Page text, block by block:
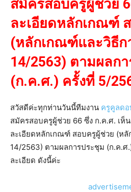
สมัครสอบครูผู้ช่วย
ละเอียดหลักเกณฑ์
(หลักเกณฑ์และวิธีก
14/2563) ตามผลก
(ก.ค.ศ.) ครั้งที่ 5/
สวัสดีค่ะทุกท่านวันนี้ทีมงาน ครูคูลด
สมัครสอบครูผู้ช่วย 66 ซึ่ง ก.ค.ศ. เห็
ละเอียดหลักเกณฑ์ สอบครูผู้ช่วย (ห
14/2563) ตามผลการประชุม (ก.ค.ศ
ละเอียด ดังนี้ค่ะ